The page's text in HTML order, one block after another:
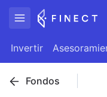
Invertir
Fondos